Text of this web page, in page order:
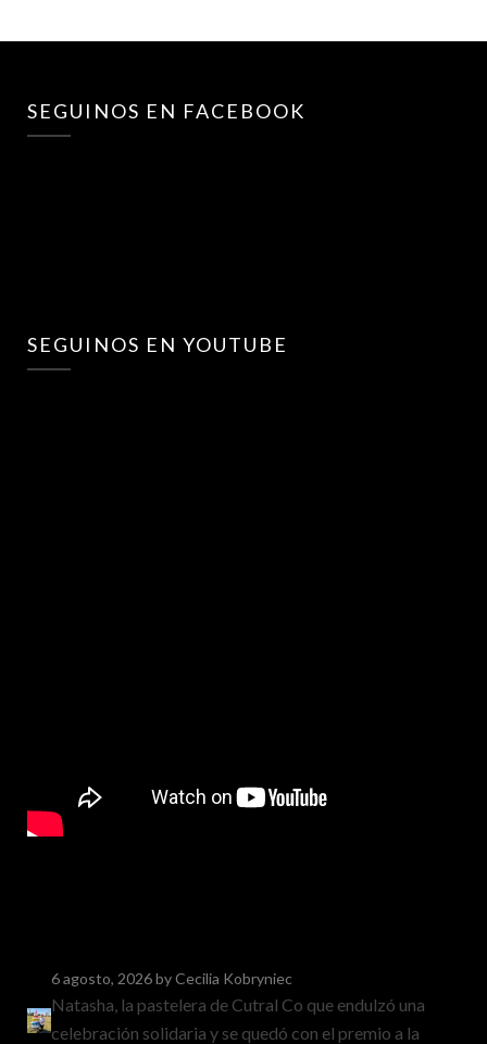
SEGUINOS EN FACEBOOK
SEGUINOS EN YOUTUBE
6 agosto, 2026by Cecilia Kobryniec
Natasha, la pastelera de Cutral Co que endulzó una
celebración solidaria y se quedó con el premio a la